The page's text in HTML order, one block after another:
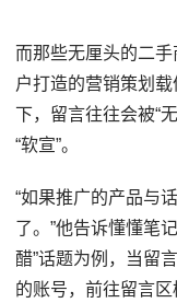
而那些无厘头的二
户打造的营销策划
下，留言往往会被“
“软宣”。
“如果推广的产品与
了。”他告诉懂懂笔
醋”话题为例，当留
的账号，前往留言区